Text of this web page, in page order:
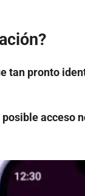
tan pronto
acceso